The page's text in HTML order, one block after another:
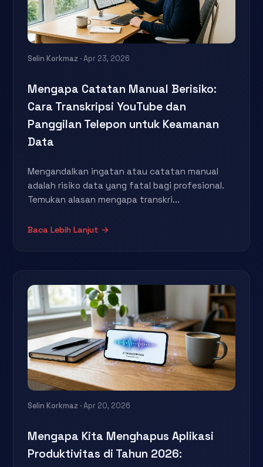
Selin Korkmaz · Apr 23, 2026
Mengapa Catatan Manual Berisiko:
Cara Transkripsi YouTube dan
Panggilan Telepon untuk Keamanan
Data
Mengandalkan ingatan atau catatan manual
adalah risiko data yang fatal bagi profesional.
Temukan alasan mengapa transkri...
Baca Lebih Lanjut →
Selin Korkmaz · Apr 20, 2026
Mengapa Kita Menghapus Aplikasi
Produktivitas di Tahun 2026: